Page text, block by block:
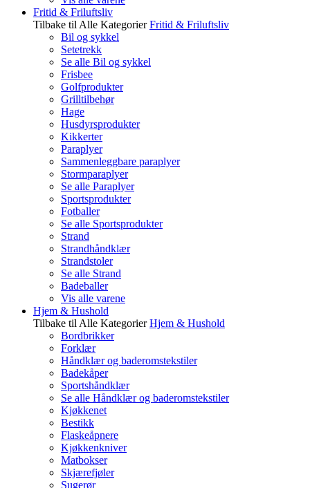
Fritid & Friluftsliv
Tilbake til Alle Kategorier Fritid & Friluftsliv
Bil og sykkel
Setetrekk
Se alle Bil og sykkel
Frisbee
Golfprodukter
Grilltilbehør
Hage
Husdyrsprodukter
Kikkerter
Paraplyer
Sammenleggbare paraplyer
Stormparaplyer
Se alle Paraplyer
Sportsprodukter
Fotballer
Se alle Sportsprodukter
Strand
Strandhåndklær
Strandstoler
Se alle Strand
Badeballer
Vis alle varene
Hjem & Hushold
Tilbake til Alle Kategorier Hjem & Hushold
Bordbrikker
Forklær
Håndklær og baderomstekstiler
Badekåper
Sportshåndklær
Se alle Håndklær og baderomstekstiler
Kjøkkenet
Bestikk
Flaskeåpnere
Kjøkkenkniver
Matbokser
Skjærefjøler
Sugerør